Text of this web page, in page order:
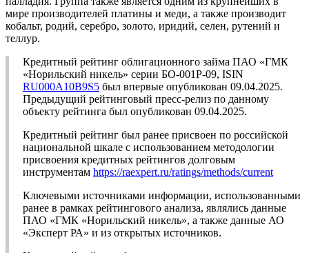
мире производителей платины и меди, а также производит
кобальт, родий, серебро, золото, иридий, селен, рутений и
теллур.
Кредитный рейтинг облигационного займа ПАО «ГМК
«Норильский никель» серии БО-001Р-09, ISIN
RU000A10B9S5 был впервые опубликован 09.04.2025.
Предыдущий рейтинговый пресс-релиз по данному
объекту рейтинга был опубликован 09.04.2025.
Кредитный рейтинг был ранее присвоен по российской
национальной шкале с использованием методологии
присвоения кредитных рейтингов долговым
инструментам https://raexpert.ru/ratings/methods/current
Ключевыми источниками информации, использованными
ранее в рамках рейтингового анализа, являлись данные
ПАО «ГМК «Норильский никель», а также данные АО
«Эксперт РА» и из открытых источников.